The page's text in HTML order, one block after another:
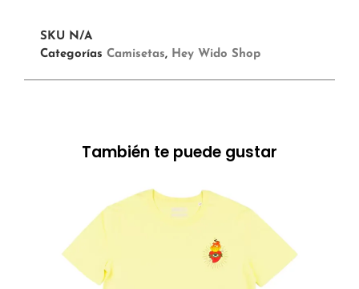
SKU N/A
Categorías Camisetas, Hey Wido Shop
También te puede gustar